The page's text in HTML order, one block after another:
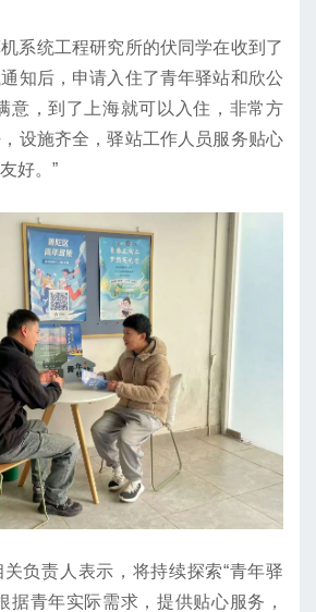
统工程研究所的伏同学在收到了
知后，申请入住了青年驿站和欣公
意，到了上海就可以入住，非常方
设施齐全，驿站工作人员服务贴心
好。”
责人表示，将持续探索“青年驿
据青年实际需求，提供贴心服务，